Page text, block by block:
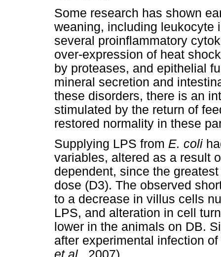
Some research has shown
weaning, including leukocyte
several proinflammatory
over-expression of heat
by proteases, and epithelial
mineral secretion and
these disorders, there is an
stimulated by the return of
restored normality in these
Supplying LPS from E. coli
variables, altered as a result
dependent, since the
dose (D3). The observed
to a decrease in villus cells
LPS, and alteration in cell
lower in the animals on DB.
after experimental infection